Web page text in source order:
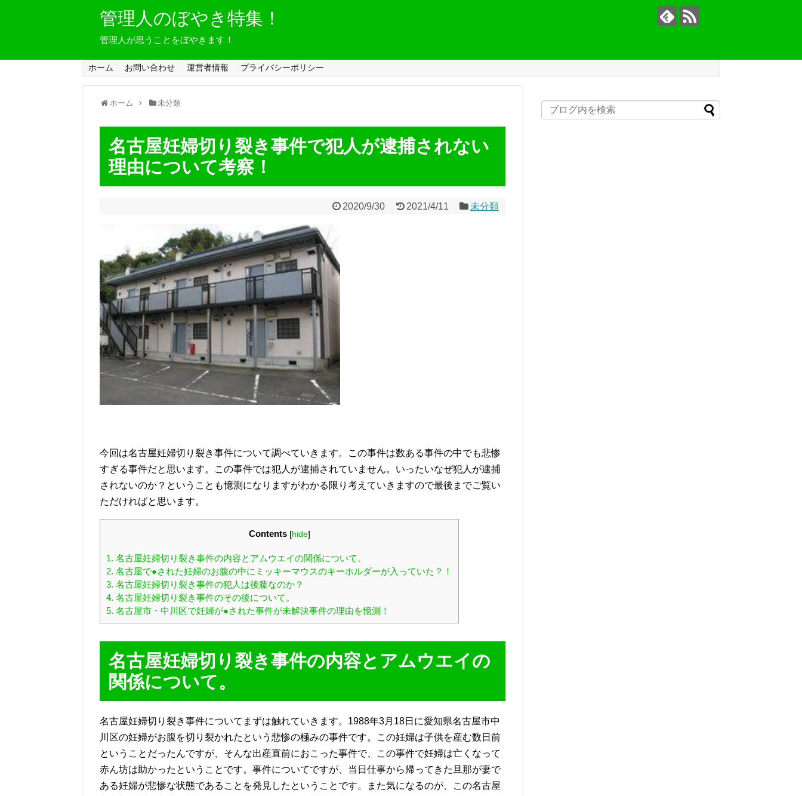
管理人のぼやき特集！
管理人が思うことをぼやきます！
ホーム お問い合わせ 運営者情報 プライバシーポリシー
ホーム 未分類
名古屋妊婦切り裂き事件で犯人が逮捕されない
理由について考察！
2020/9/30 2021/4/11 未分類
今回は名古屋妊婦切り裂き事件について調べていきます。この事件は数ある事件の中でも悲惨
すぎる事件だと思います。この事件では犯人が逮捕されていません。いったいなぜ犯人が逮捕
されないのか？ということも憶測になりますがわかる限り考えていきますので最後までご覧い
ただければと思います。
Contents [hide]
1. 名古屋妊婦切り裂き事件の内容とアムウエイの関係について。
2. 名古屋で●された妊婦のお腹の中にミッキーマウスのキーホルダーが入っていた？！
3. 名古屋妊婦切り裂き事件の犯人は後藤なのか？
4. 名古屋妊婦切り裂き事件のその後について。
5. 名古屋市・中川区で妊婦が●された事件が未解決事件の理由を憶測！
名古屋妊婦切り裂き事件の内容とアムウエイの
関係について。
名古屋妊婦切り裂き事件についてまずは触れていきます。1988年3月18日に愛知県名古屋市中
川区の妊婦がお腹を切り裂かれたという悲惨の極みの事件です。この妊婦は子供を産む数日前
ということだったんですが、そんな出産直前におこった事件で、この事件で妊婦は亡くなって
赤ん坊は助かったということです。事件についてですが、当日仕事から帰ってきた旦那が妻で
ある妊婦が悲惨な状態であることを発見したということです。また気になるのが、この名古屋